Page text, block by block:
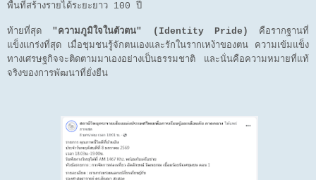
พื้นที่สร้างรายได้ระยะยาว 100 ปี
ท้ายที่สุด "ความภูมิใจในตัวตน" (Identity Pride)
คือรากฐานที่
แข็งแกร่งที่สุด เมื่อชุมชนรู้จักตนเองและรักในรากเหง้าของตน ความเข้มแข็ง
ทางเศรษฐกิจจะติดตามมาเองอย่างเป็นธรรมชาติ และนั่นคือความหมายที่แท้
จริงของการพัฒนาที่ยั่งยืน